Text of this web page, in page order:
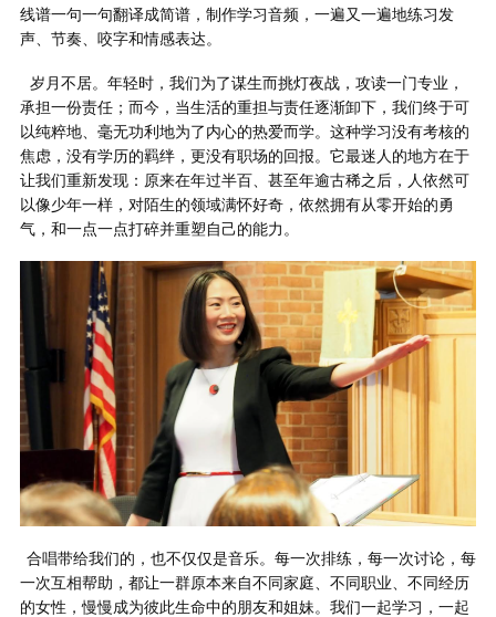
线谱一句一句翻译成简谱，制作学习音频，一遍又一遍地练习发
声、节奏、咬字和情感表达。
岁月不居。年轻时，我们为了谋生而挑灯夜战，攻读一门专业，
承担一份责任；而今，当生活的重担与责任逐渐卸下，我们终于可
以纯粹地、毫无功利地为了内心的热爱而学。这种学习没有考核的
焦虑，没有学历的羁绊，更没有职场的回报。它最迷人的地方在于
让我们重新发现：原来在年过半百、甚至年逾古稀之后，人依然可
以像少年一样，对陌生的领域满怀好奇，依然拥有从零开始的勇
气，和一点一点打碎并重塑自己的能力。
合唱带给我们的，也不仅仅是音乐。每一次排练，每一次讨论，每
一次互相帮助，都让一群原本来自不同家庭、不同职业、不同经历
的女性，慢慢成为彼此生命中的朋友和姐妹。我们一起学习，一起